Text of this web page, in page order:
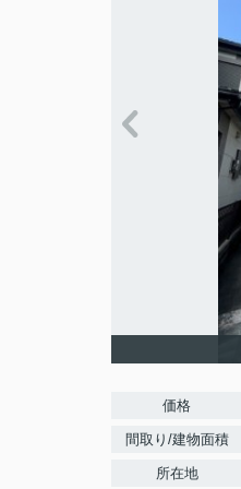
価格
間取り/建物面積
所在地